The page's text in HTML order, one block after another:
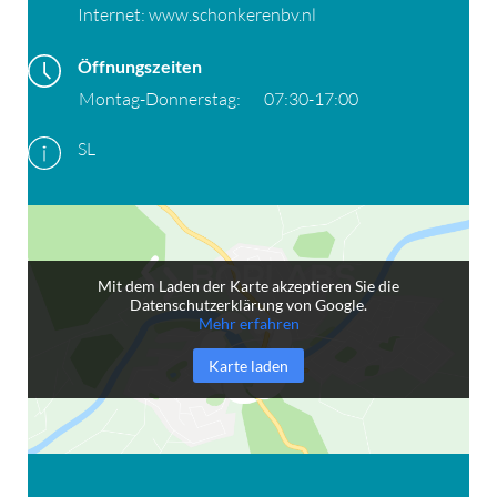
Internet: www.schonkerenbv.nl
Öffnungszeiten
Montag-Donnerstag: 07:30-17:00
SL
Mit dem Laden der Karte akzeptieren Sie die
Datenschutzerklärung von Google.
Mehr erfahren
Karte laden